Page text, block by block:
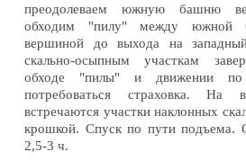
преодолеваем южную башню
обходим "пилу" между южной
вершиной до выхода на
скально-осыпным участкам
обходе "пилы" и движении по
потребоваться страховка. На
встречаются участки наклонных
крошкой. Спуск по пути подъема.
2,5-3 ч.